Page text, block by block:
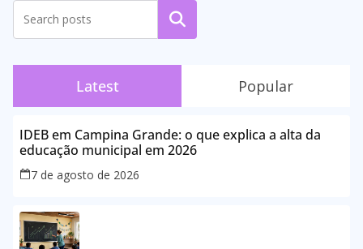
Pesquisar
Latest Popular
IDEB em Campina Grande: o que explica a alta da
educação municipal em 2026
7 de agosto de 2026